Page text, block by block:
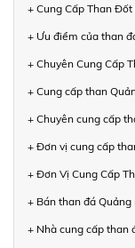
+ Cung Cấp Than Đốt
+ Ưu điểm của than
+ Chuyên Cung Cấp
+ Cung cấp than
+ Chuyên cung cấp
+ Đơn vị cung cấp
+ Đơn Vị Cung Cấp
+ Bán than đá
+ Nhà cung cấp than